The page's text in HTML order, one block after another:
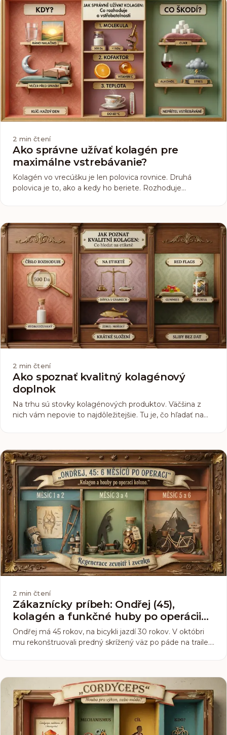
2 min čtení
Ako správne užívať kolagén pre
maximálne vstrebávanie?
Kolagén vo vrecúšku je len polovica rovnice. Druhá
polovica je to, ako a kedy ho beriete. Rozhoduje
2 min čtení
Ako spoznať kvalitný kolagénový
doplnok
Na trhu sú stovky kolagénových produktov. Väčšina z
nich vám nepovie to najdôležitejšie. Tu je, čo hľadať na
2 min čtení
Zákaznícky príbeh: Ondřej (45),
kolagén a funkčné huby po operácii
kolena
Ondřej má 45 rokov, na bicykli jazdí 30 rokov. V októbri
mu rekonštruovali predný skrížený väz po páde na traile.